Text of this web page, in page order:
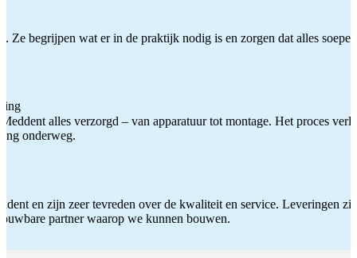
Ze begrijpen wat er in de praktijk nodig is en zorgen dat alles
alles verzorgd – van apparatuur tot montage. Het proces
onderweg.
en zijn zeer tevreden over de kwaliteit en service. Leveringen
partner waarop we kunnen bouwen.